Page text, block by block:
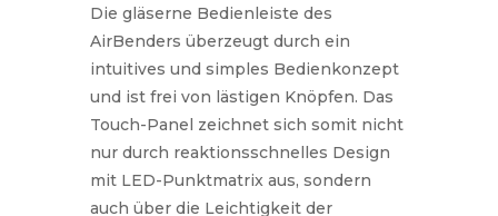
Die gläserne Bedienleiste des
AirBenders überzeugt durch ein
intuitives und simples Bedienkonzept
und ist frei von lästigen Knöpfen. Das
Touch-Panel zeichnet sich somit nicht
nur durch reaktionsschnelles Design
mit LED-Punktmatrix aus, sondern
auch über die Leichtigkeit der